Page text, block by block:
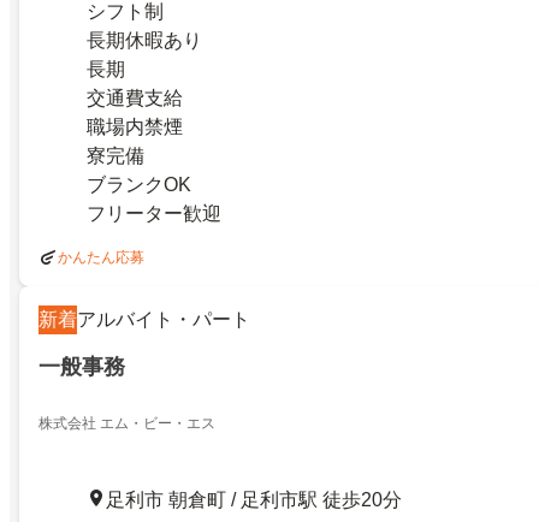
シフト制
長期休暇あり
長期
交通費支給
職場内禁煙
寮完備
ブランクOK
フリーター歓迎
かんたん応募
新着アルバイト・パート
一般事務
株式会社 エム・ビー・エス
足利市 朝倉町 / 足利市駅 徒歩20分